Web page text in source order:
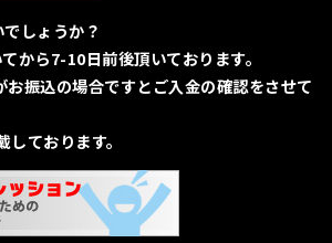
しょうか？
から7-10日前後頂いております。
お振込の場合ですとご入金の確認をさせて
ております。